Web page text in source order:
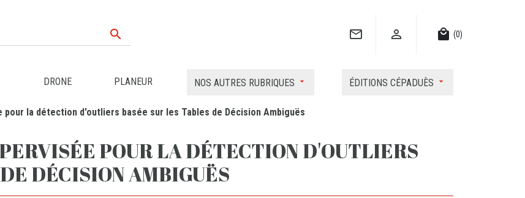
   local_mall (0)
DRONE PLANEUR NOS AUTRES RUBRIQUES ÉDITIONS CÉPADUÈS
pour la détection d'outliers basée sur les Tables de Décision Ambiguës
POUR LA DÉTECTION D'OUTLIERS
DÉCISION AMBIGUËS